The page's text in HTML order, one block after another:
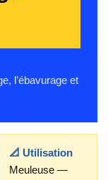
l’ébavurage et
📐 Utilisation
Meuleuse —